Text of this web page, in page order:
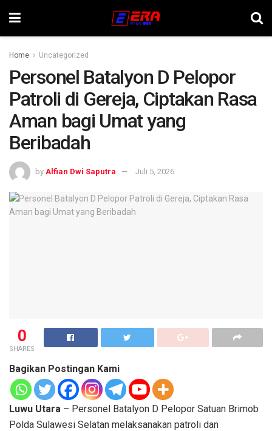
Home Uncategorized
Personel Batalyon D Pelopor
Patroli di Gereja, Ciptakan Rasa
Aman bagi Umat yang
Beribadah
by Alfian Dwi Saputra Juli 5, 2026
0
SHARES
Bagikan Postingan Kami
Luwu Utara – Personel Batalyon D Pelopor Satuan Brimob
Polda Sulawesi Selatan melaksanakan patroli dan